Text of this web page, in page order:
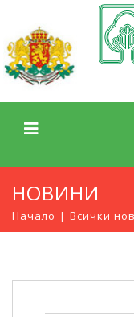
НОВИНИ
Начало Всички